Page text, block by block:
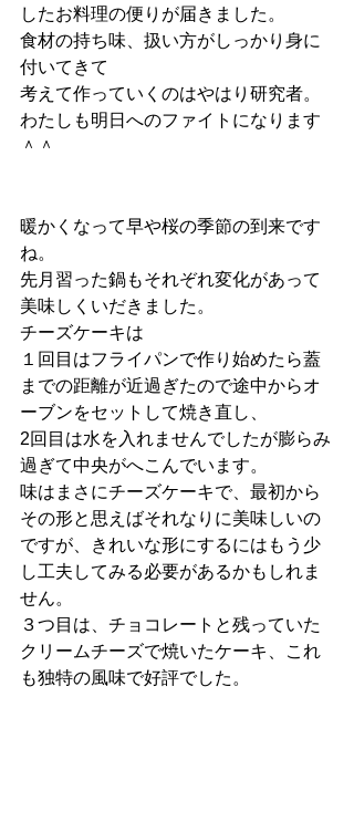
したお料理の便りが届きました。
食材の持ち味、扱い方がしっかり身に
付いてきて
考えて作っていくのはやはり研究者。
わたしも明日へのファイトになります
＾＾
暖かくなって早や桜の季節の到来です
ね。
先月習った鍋もそれぞれ変化があって
美味しくいだきました。
チーズケーキは
１回目はフライパンで作り始めたら蓋
までの距離が近過ぎたので途中からオ
ーブンをセットして焼き直し、
2回目は水を入れませんでしたが膨らみ
過ぎて中央がへこんでいます。
味はまさにチーズケーキで、最初から
その形と思えばそれなりに美味しいの
ですが、きれいな形にするにはもう少
し工夫してみる必要があるかもしれま
せん。
３つ目は、チョコレートと残っていた
クリームチーズで焼いたケーキ、これ
も独特の風味で好評でした。